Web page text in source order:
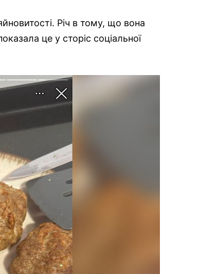
Річ в тому, що вона
це у сторіс соціальної